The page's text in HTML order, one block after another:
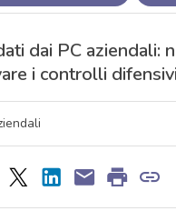
dai PC aziendali:
i controlli difensivi